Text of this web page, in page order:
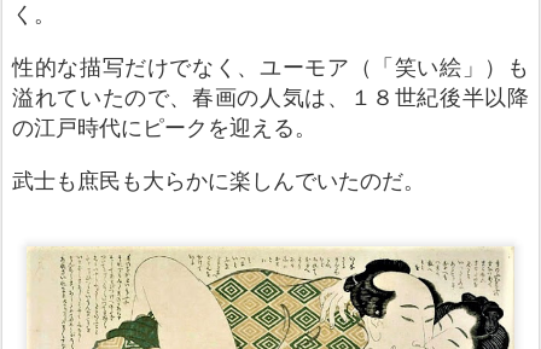
く。
性的な描写だけでなく、ユーモア（「笑い絵」）も
溢れていたので、春画の人気は、１８世紀後半以降
の江戸時代にピークを迎える。
武士も庶民も大らかに楽しんでいたのだ。